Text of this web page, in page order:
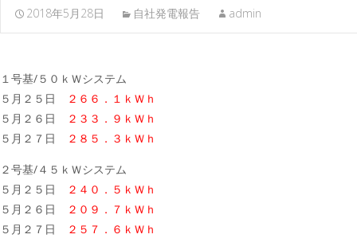
2018年5月28日 自社発電報告 admin
１号基/５０ｋＷシステム
５月２５日
２６６．１ｋＷｈ
５月２６日
２３３．９ｋＷｈ
５月２７日
２８５．３ｋＷｈ
２号基/４５ｋＷシステム
５月２５日
２４０．５ｋＷｈ
５月２６日
２０９．７ｋＷｈ
５月２７日
２５７．６ｋＷｈ